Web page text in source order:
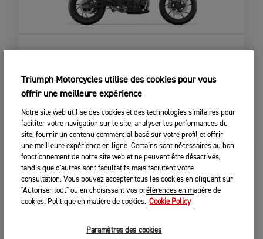
À partir de 13 990,00 $
CONFIGURER LA MOTO
VOIR DÉTAILS
Triumph Motorcycles utilise des cookies pour vous
offrir une meilleure expérience
Notre site web utilise des cookies et des technologies similaires pour
faciliter votre navigation sur le site, analyser les performances du
site, fournir un contenu commercial basé sur votre profil et offrir
une meilleure expérience en ligne. Certains sont nécessaires au bon
fonctionnement de notre site web et ne peuvent être désactivés,
tandis que d'autres sont facultatifs mais facilitent votre
consultation. Vous pouvez accepter tous les cookies en cliquant sur
"Autoriser tout" ou en choisissant vos préférences en matière de
cookies. Politique en matière de cookies. Cookie Policy
Paramètres des cookies